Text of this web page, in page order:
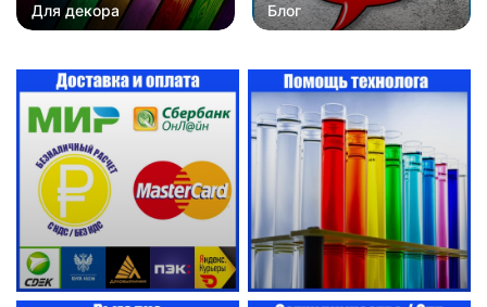
Для декора Блог